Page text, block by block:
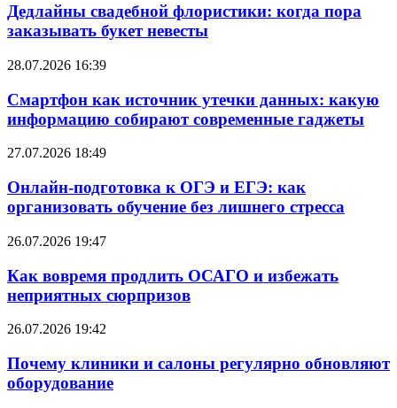
Дедлайны свадебной флористики: когда пора
заказывать букет невесты
28.07.2026 16:39
Смартфон как источник утечки данных: какую
информацию собирают современные гаджеты
27.07.2026 18:49
Онлайн-подготовка к ОГЭ и ЕГЭ: как
организовать обучение без лишнего стресса
26.07.2026 19:47
Как вовремя продлить ОСАГО и избежать
неприятных сюрпризов
26.07.2026 19:42
Почему клиники и салоны регулярно обновляют
оборудование